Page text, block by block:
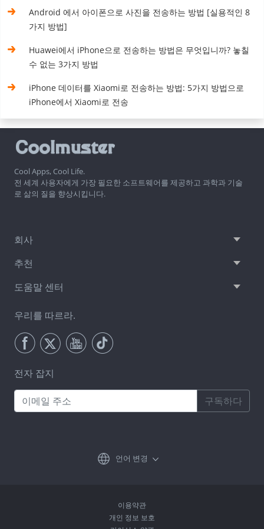
Android 에서 아이폰으로 사진을 전송하는 방법 [실용적인 8
가지 방법]
Huawei에서 iPhone으로 전송하는 방법은 무엇입니까? 놓칠
수 없는 3가지 방법
iPhone 데이터를 Xiaomi로 전송하는 방법: 5가지 방법으로
iPhone에서 Xiaomi로 전송
Cool Apps, Cool Life.
전 세계 사용자에게 가장 필요한 소프트웨어를 제공하고 과학과 기술
로 삶의 질을 향상시킵니다.
회사
추천
도움말 센터
우리를 따르라.
전자 잡지
구독하다
언어 변경
이용약관
개인 정보 보호